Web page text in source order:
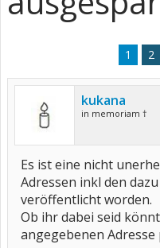
1 2
kukana
in memoriam †
Es ist eine nicht
Adressen inkl den
veröffentlicht worden.
Ob ihr dabei seid
angegebenen Adresse